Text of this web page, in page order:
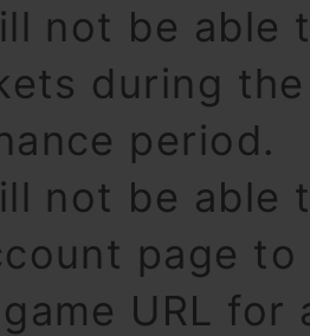
not be able
during the
period.
not be able
page
URL for